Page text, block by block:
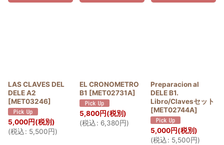
LAS CLAVES DEL
DELE A2
[MET03246]
5,000円(税別)
(税込: 5,500円)
EL CRONOMETRO
B1 [MET02731A]
5,800円(税別)
(税込: 6,380円)
Preparacion al
DELE B1.
Libro/Clavesセット
[MET02744A]
5,000円(税別)
(税込: 5,500円)